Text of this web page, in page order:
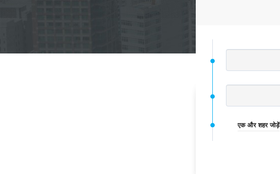
एक और शहर जोड़ें